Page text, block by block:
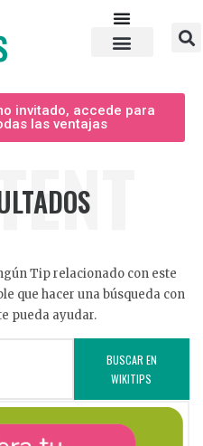
invitado, accede para
las ventajas
Tip relacionado con este
que hacer una búsqueda con
pueda ayudar.
BUSCAR EN
WIKITIPS